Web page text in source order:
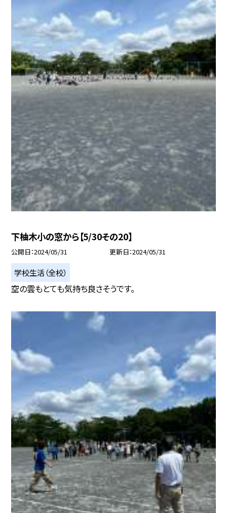
下柚木小の窓から【5/30その20】
公開日 2024/05/31 更新日 2024/05/31
学校生活（全校）
空の雲もとても気持ち良さそうです。